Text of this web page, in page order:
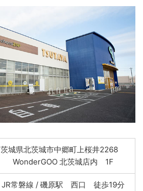
茨城県北茨城市中郷町上桜井2268
WonderGOO 北茨城店内 1F
JR常磐線 / 磯原駅 西口 徒歩19分